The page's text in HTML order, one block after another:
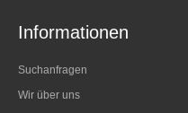
Informationen
Suchanfragen
Wir über uns